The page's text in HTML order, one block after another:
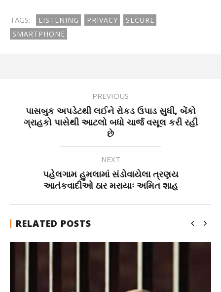
TAGS: LISTENING PRIVACY
SECURE
SMARTPHONE
PREVIOUS
પાસબુક અપડેટથી લઈને રોકડ ઉપાડ સુધી, બેંકો
ગ્રાહકો પાસેથી આટલો બધો ચાર્જ વસૂલ કરી રહી
છે
NEXT
પહેલગામ હુમલામાં સંડોવાયેલા ત્રણય
આતંકવાદીઓ ઠાર મરાયાઃ અમિત શાહ
RELATED POSTS